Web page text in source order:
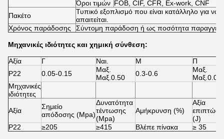
Όροι τιμών FOB, CIF, CFR, Ex-work, CNF
Πακέτο
Τυπικό εξοπλισμό που είναι κατάλληλο για
απαιτείται.
Χρόνος παράδοσης
Σύντομη παράδοση ή ως ποσότητα
Μηχανικές ιδιότητες και χημική σύνθεση:
Αξία Γ Ναι. Μ
Π
P22
0.05-0.15
Μαξ.
Μαξ.0.50
0.3-0.6
Μαξ.
Μηχανικές
ιδιότητες
Αξία
Σημείο
απόδοσης (Mpa)
Δυνατότητα
τέντωσης
(Mpa)
Αμήκρυνση (%)
Αξία
(J)
P22
≥205 ≥415 Βλέπε πίνακα ≥ 35